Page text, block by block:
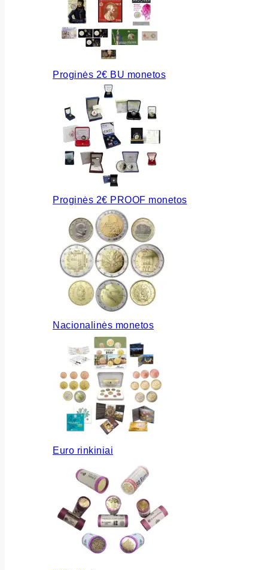
Proginės 2€ BU monetos
Proginės 2€ PROOF monetos
Nacionalinės monetos
Euro rinkiniai